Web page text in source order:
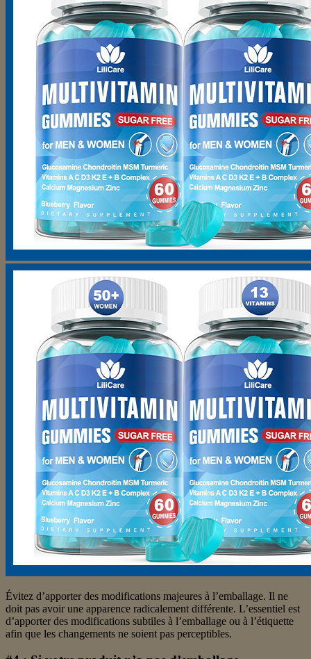
Évitez d’apporter des modifications majeures à l’emballage. Il ne
doit pas avoir une apparence radicalement différente. L’essentiel est
d’apporter des modifications subtiles à l’emballage ou à l’étiquette
afin que les changements ne soient pas perceptibles.